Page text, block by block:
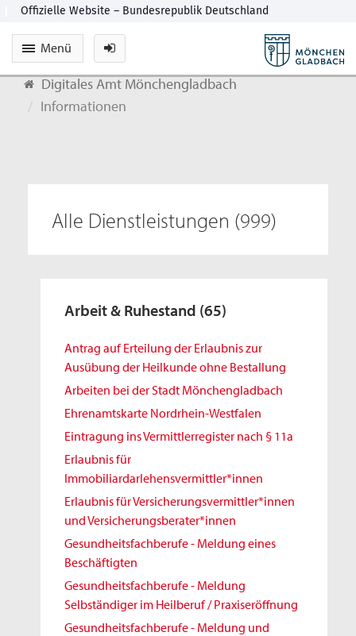
Menü
Digitales Amt Mönchengladbach
Informationen
Alle Dienstleistungen (999)
Arbeit & Ruhestand (65)
Antrag auf Erteilung der Erlaubnis zur
Ausübung der Heilkunde ohne Bestallung
Arbeiten bei der Stadt Mönchengladbach
Ehrenamtskarte Nordrhein-Westfalen
Eintragung ins Vermittlerregister nach § 11a
Erlaubnis für
Immobiliardarlehensvermittler*innen
Erlaubnis für Versicherungsvermittler*innen
und Versicherungsberater*innen
Gesundheitsfachberufe - Meldung eines
Beschäftigten
Gesundheitsfachberufe - Meldung
Selbständiger im Heilberuf / Praxiseröffnung
Gesundheitsfachberufe - Meldung und